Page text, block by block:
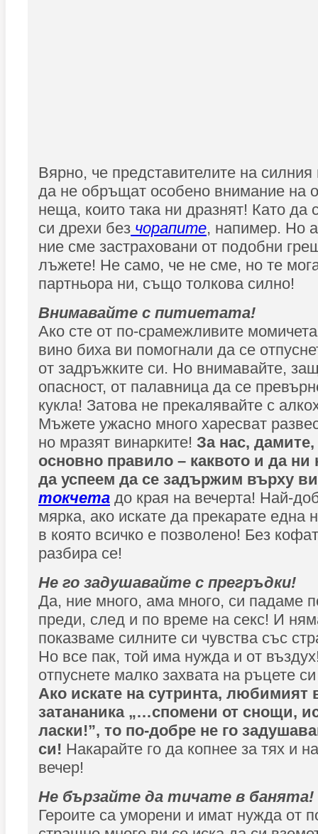
Вярно, че представителите на
да не обръщат особено внимание на
неща, които така ни дразнят! Като да
си дрехи без чорапите, напимер. Но
ние сме застраховани от подобни
лъжете! Не само, че не сме, но те
партньора ни, също толкова силно!
Внимавайте с питиетата!
Ако сте от по-срамежливите
вино биха ви помогнали да се
от задръжките си. Но внимавайте,
опасност, от палавница да се
кукла! Затова не прекалявайте с
Мъжете ужасно много харесват
но мразят винарките! За нас,
основно правило – каквото и да ни
да успеем да се задържим върху
токчета до края на вечерта! Най-
мярка, ако искате да прекарате една
в която всичко е позволено! Без
разбира се!
Не го задушавайте с прегръдки!
Да, ние много, ама много, си падаме
преди, след и по време на секс! И
показваме силните си чувства със
Но все пак, той има нужда и от
отпуснете малко захвата на ръцете
Ако искате на сутринта, любимият
затананика „…спомени от снощи,
ласки!”, то по-добре не го
си! Накарайте го да копнее за тях и
вечер!
Не бързайте да тичате в банята!
Героите са уморени и имат нужда от